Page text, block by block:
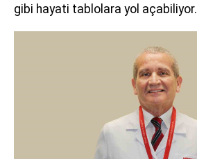
gibi hayati tablolara yol açabiliyor.